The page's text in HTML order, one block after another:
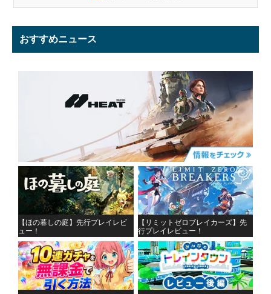
おすすめニュース
【ほの暮しの庭】先行プレイレビ
ュー！
【リミットゼロブレイカーズ】先
行プレイレビュー！